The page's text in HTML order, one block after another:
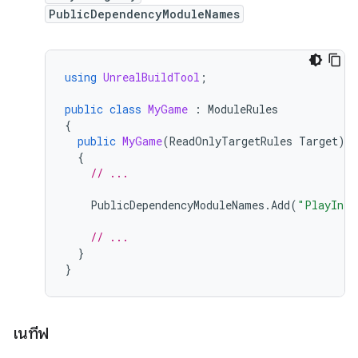
PublicDependencyModuleNames
using UnrealBuildTool ;
public class MyGame : ModuleRules
{
public MyGame(ReadOnlyTargetRules Target)
{
// ...
PublicDependencyModuleNames .Add(
// ...
}
}
เนทีฟ